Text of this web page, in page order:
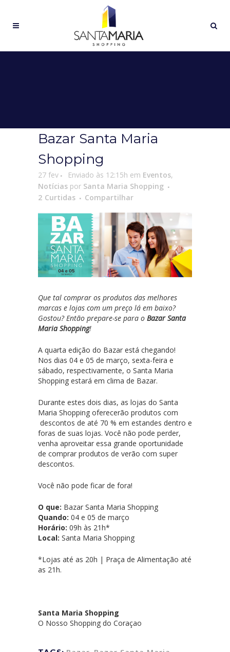
Bazar Santa Maria
Shopping
27 fev Enviado às 12:15h em Eventos,
Notícias por Santa Maria Shopping
2 Curtidas Compartilhar
Que tal comprar os produtos das melhores
marcas e lojas com um preço lá em baixo?
Gostou? Então prepare-se para o Bazar Santa
Maria Shopping!
A quarta edição do Bazar está chegando!
Nos dias 04 e 05 de março, sexta-feira e
sábado, respectivamente, o Santa Maria
Shopping estará em clima de Bazar.
Durante estes dois dias, as lojas do Santa
Maria Shopping oferecerão produtos com
descontos de até 70 % em estandes dentro e
foras de suas lojas. Você não pode perder,
venha aproveitar essa grande oportunidade
de comprar produtos de verão com super
descontos.
Você não pode ficar de fora!
O que: Bazar Santa Maria Shopping
Quando: 04 e 05 de março
Horário: 09h às 21h*
Local: Santa Maria Shopping
*Lojas até as 20h | Praça de Alimentação até
as 21h.
Santa Maria Shopping
O Nosso Shopping do Coraçao